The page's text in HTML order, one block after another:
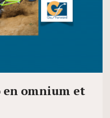
en omnium et